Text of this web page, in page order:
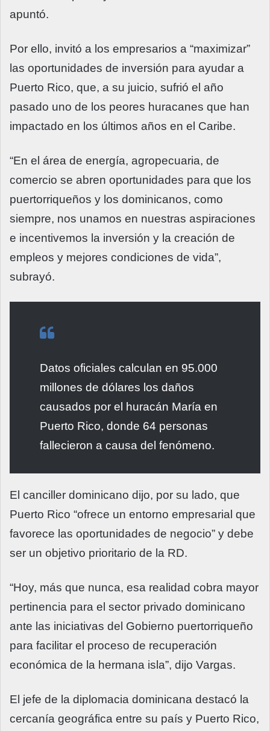
apuntó.
Por ello, invitó a los empresarios a “maximizar”
las oportunidades de inversión para ayudar a
Puerto Rico, que, a su juicio, sufrió el año
pasado uno de los peores huracanes que han
impactado en los últimos años en el Caribe.
“En el área de energía, agropecuaria, de
comercio se abren oportunidades para que los
puertorriqueños y los dominicanos, como
siempre, nos unamos en nuestras aspiraciones
e incentivemos la inversión y la creación de
empleos y mejores condiciones de vida”,
subrayó.
Datos oficiales calculan en 95.000
millones de dólares los daños
causados por el huracán María en
Puerto Rico, donde 64 personas
fallecieron a causa del fenómeno.
El canciller dominicano dijo, por su lado, que
Puerto Rico “ofrece un entorno empresarial que
favorece las oportunidades de negocio” y debe
ser un objetivo prioritario de la RD.
“Hoy, más que nunca, esa realidad cobra mayor
pertinencia para el sector privado dominicano
ante las iniciativas del Gobierno puertorriqueño
para facilitar el proceso de recuperación
económica de la hermana isla”, dijo Vargas.
El jefe de la diplomacia dominicana destacó la
cercanía geográfica entre su país y Puerto Rico,